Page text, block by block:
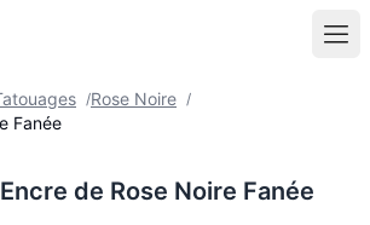
/Rose Noire /
Fanée
de Rose Noire Fanée